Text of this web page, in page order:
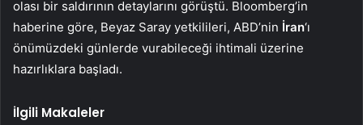
olası bir saldırının detaylarını görüştü. Bloomberg’in
haberine göre, Beyaz Saray yetkilileri, ABD’nin İran‘ı
önümüzdeki günlerde vurabileceği ihtimali üzerine
hazırlıklara başladı.
İlgili Makaleler